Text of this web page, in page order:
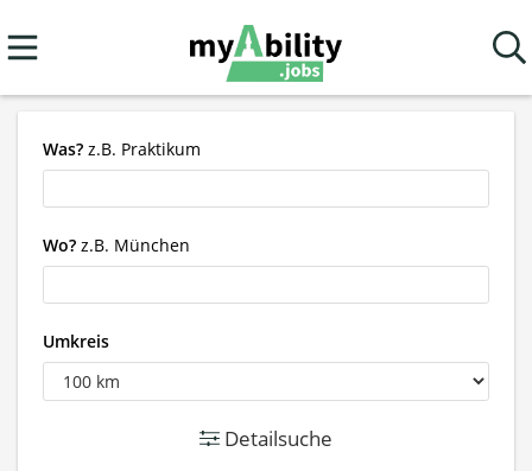
Was? z.B. Praktikum
Wo? z.B. München
Umkreis
Detailsuche